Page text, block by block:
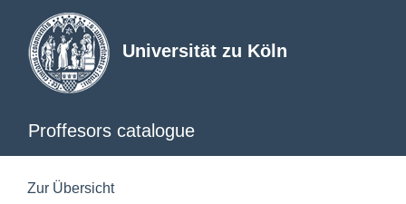
Universität zu Köln
Proffesors catalogue
Zur Übersicht